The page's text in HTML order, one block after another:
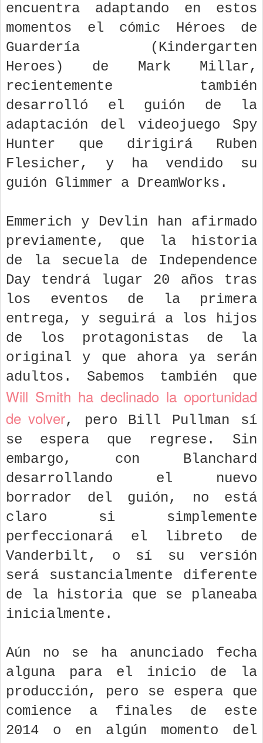
encuentra adaptando en estos
momentos el cómic Héroes de
Guardería (Kindergarten
Heroes) de Mark Millar,
recientemente también
desarrolló el guión de la
adaptación del videojuego Spy
Hunter que dirigirá Ruben
Flesicher, y ha vendido su
guión Glimmer a DreamWorks.
Emmerich y Devlin han afirmado
previamente, que la historia
de la secuela de Independence
Day tendrá lugar 20 años tras
los eventos de la primera
entrega, y seguirá a los hijos
de los protagonistas de la
original y que ahora ya serán
adultos. Sabemos también que
Will Smith ha declinado la oportunidad
de volver, pero Bill Pullman sí
se espera que regrese. Sin
embargo, con Blanchard
desarrollando el nuevo
borrador del guión, no está
claro si simplemente
perfeccionará el libreto de
Vanderbilt, o sí su versión
será sustancialmente diferente
de la historia que se planeaba
inicialmente.
Aún no se ha anunciado fecha
alguna para el inicio de la
producción, pero se espera que
comience a finales de este
2014 o en algún momento del